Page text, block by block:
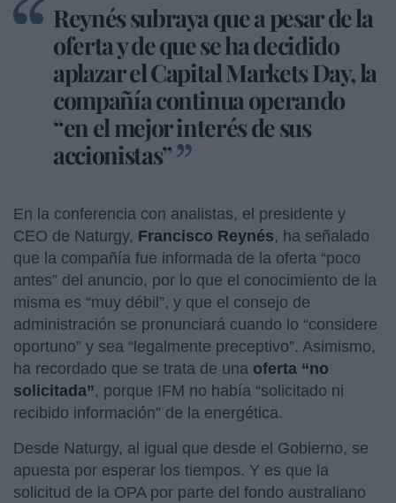
Reynés subraya que a pesar de la
oferta y de que se ha decidido
aplazar el Capital Markets Day, la
compañía continua operando
“en el mejor interés de sus
accionistas”
En la conferencia con analistas, el presidente y
CEO de Naturgy, Francisco Reynés, ha señalado
que la compañía fue informada de la oferta “poco
antes” del anuncio, por lo que el conocimiento de la
misma es “muy débil”, y que el consejo de
administración se pronunciará cuando lo “considere
oportuno” y sea “legalmente preceptivo”. Asimismo,
ha recordado que se trata de una oferta “no
solicitada”, porque IFM no había “solicitado ni
recibido información” de la energética.
Desde Naturgy, al igual que desde el Gobierno, se
apuesta por esperar los tiempos. Y es que la
solicitud de la OPA por parte del fondo australiano